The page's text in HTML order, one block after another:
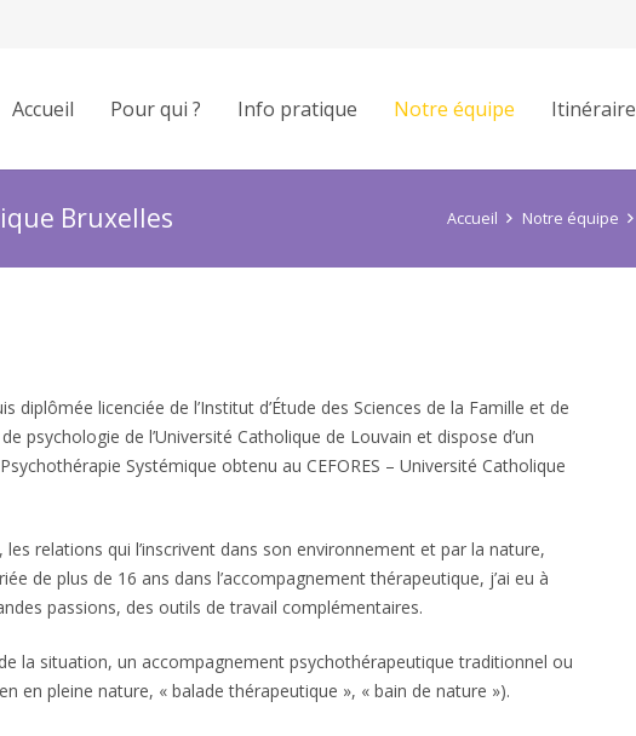
Accueil Pour qui ? Info pratique Notre équipe Itinéraire
Bruxelles Accueil Notre équipe
diplômée licenciée de l’Institut d’Étude des Sciences de la Famille et de
psychologie de l’Université Catholique de Louvain et dispose d’un
Systémique obtenu au CEFORES – Université Catholique
les relations qui l’inscrivent dans son environnement et par la nature,
de plus de 16 ans dans l’accompagnement thérapeutique, j’ai eu à
passions, des outils de travail complémentaires.
la situation, un accompagnement psychothérapeutique traditionnel ou
en pleine nature, « balade thérapeutique », « bain de nature »).